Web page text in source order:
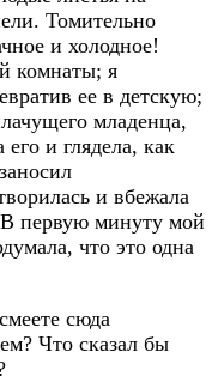
Томительно
и холодное!
комнаты; я
ее в детскую;
младенца,
и глядела, как
и вбежала
первую минуту мой
что это одна
сюда
Что сказал бы